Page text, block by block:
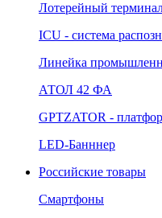
Лотерейный
ICU - система
Линейка
АТОЛ 42 ФА
GPTZATOR -
LED-Банннер
Российские товары
Смартфоны